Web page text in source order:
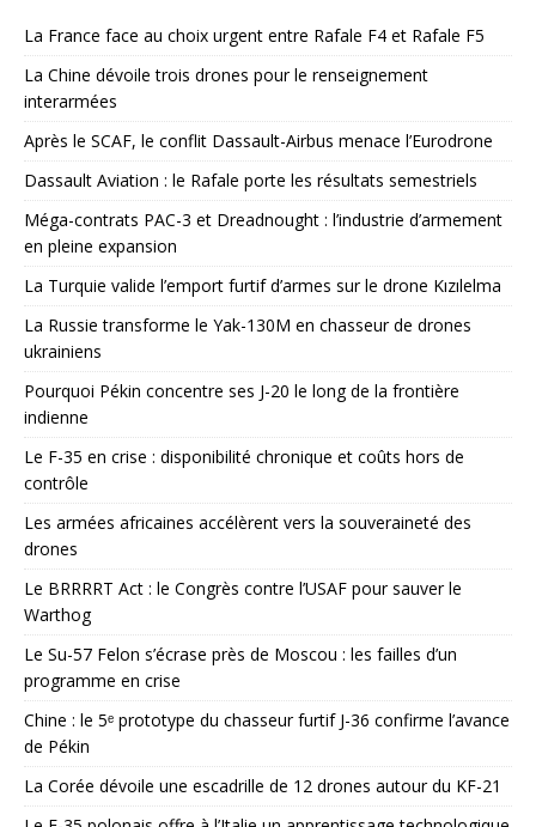
La France face au choix urgent entre Rafale F4 et Rafale F5
La Chine dévoile trois drones pour le renseignement
interarmées
Après le SCAF, le conflit Dassault-Airbus menace l’Eurodrone
Dassault Aviation : le Rafale porte les résultats semestriels
Méga-contrats PAC-3 et Dreadnought : l’industrie d’armement
en pleine expansion
La Turquie valide l’emport furtif d’armes sur le drone Kızılelma
La Russie transforme le Yak-130M en chasseur de drones
ukrainiens
Pourquoi Pékin concentre ses J-20 le long de la frontière
indienne
Le F-35 en crise : disponibilité chronique et coûts hors de
contrôle
Les armées africaines accélèrent vers la souveraineté des
drones
Le BRRRRT Act : le Congrès contre l’USAF pour sauver le
Warthog
Le Su-57 Felon s’écrase près de Moscou : les failles d’un
programme en crise
Chine : le 5ᵉ prototype du chasseur furtif J-36 confirme l’avance
de Pékin
La Corée dévoile une escadrille de 12 drones autour du KF-21